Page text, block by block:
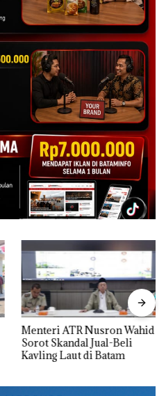
Menteri ATR Nusron Wahid
Sorot Skandal Jual-Beli
Kavling Laut di Batam